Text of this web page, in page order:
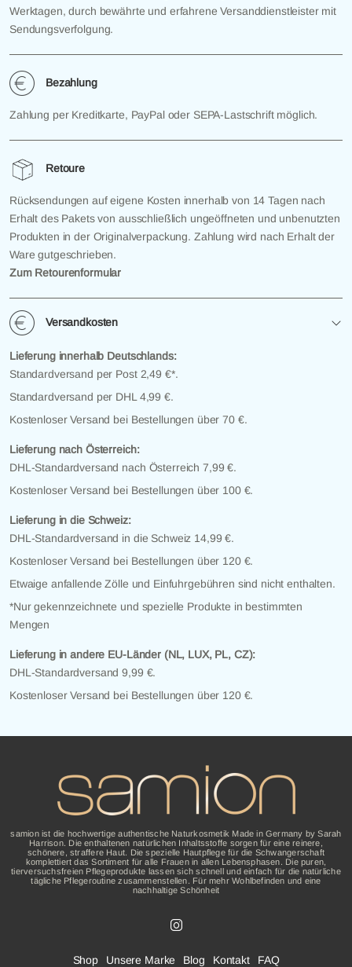
Werktagen, durch bewährte und erfahrene Versanddienstleister mit
Sendungsverfolgung.
Bezahlung
Zahlung per Kreditkarte, PayPal oder SEPA-Lastschrift möglich.
Retoure
Rücksendungen auf eigene Kosten innerhalb von 14 Tagen nach
Erhalt des Pakets von ausschließlich ungeöffneten und unbenutzten
Produkten in der Originalverpackung. Zahlung wird nach Erhalt der
Ware gutgeschrieben.
Zum Retourenformular
Versandkosten
Lieferung innerhalb Deutschlands:
Standardversand per Post 2,49 €*.
Standardversand per DHL 4,99 €.
Kostenloser Versand bei Bestellungen über 70 €.
Lieferung nach Österreich:
DHL-Standardversand nach Österreich 7,99 €.
Kostenloser Versand bei Bestellungen über 100 €.
Lieferung in die Schweiz:
DHL-Standardversand in die Schweiz 14,99 €.
Kostenloser Versand bei Bestellungen über 120 €.
Etwaige anfallende Zölle und Einfuhrgebühren sind nicht enthalten.
*Nur gekennzeichnete und spezielle Produkte in bestimmten
Mengen
Lieferung in andere EU-Länder (NL, LUX, PL, CZ):
DHL-Standardversand 9,99 €.
Kostenloser Versand bei Bestellungen über 120 €.
samion ist die hochwertige authentische Naturkosmetik Made in Germany by Sarah
Harrison. Die enthaltenen natürlichen Inhaltsstoffe sorgen für eine reinere,
schönere, straffere Haut. Die spezielle Hautpflege für die Schwangerschaft
komplettiert das Sortiment für alle Frauen in allen Lebensphasen. Die puren,
tierversuchsfreien Pflegeprodukte lassen sich schnell und einfach für die natürliche
tägliche Pflegeroutine zusammenstellen. Für mehr Wohlbefinden und eine
nachhaltige Schönheit
Shop Unsere Marke Blog Kontakt FAQ